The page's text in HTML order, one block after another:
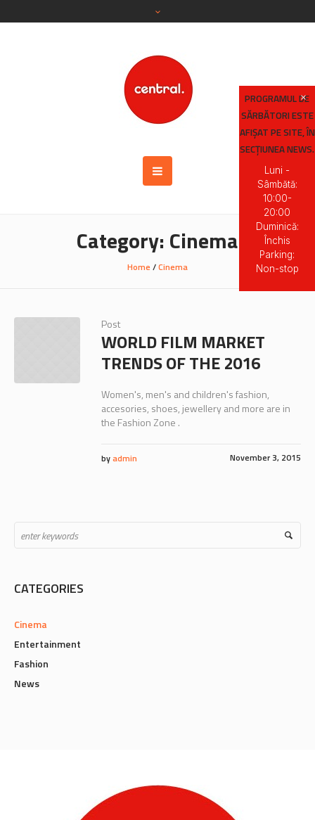
Category: Cinema
Home /Cinema
Post
WORLD FILM MARKET
TRENDS OF THE 2016
Women's, men's and children's fashion,
accesories, shoes, jewellery and more are in
the Fashion Zone .
November 3, 2015
byadmin
CATEGORIES
Cinema
Entertainment
Fashion
News
PROGRAMUL DE
SĂRBĂTORI ESTE
AFIȘAT PE SITE, ÎN
SECȚIUNEA NEWS.
Luni -
Sâmbătă:
10:00-
20:00
Duminică:
Închis
Parking:
Non-stop